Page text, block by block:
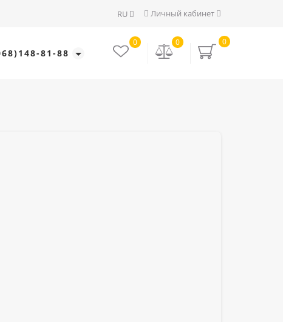
Личный кабинет
RU
81-88
0
0
0